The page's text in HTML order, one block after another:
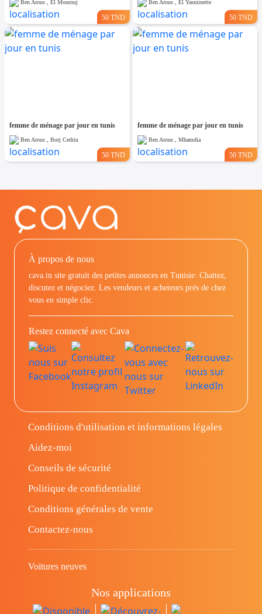
Ben Arous , El Mourouj
50 TND
Ben Arous , El Yasminette
50 TND
femme de ménage par jour en tunis
Ben Arous , Borj Cedria
50 TND
femme de ménage par jour en tunis
Ben Arous , Mhamdia
50 TND
À propos de nous
cava.tn site gratuit des petites annonces en Tunisie: Chattez,
discutez et négociez. Les vendeurs et acheteurs prés de chez
vous en simple clic.
Restez connecté avec Cava
Conditions d'utilisation et informations légales
Aidez-moi
Conseils de sécurité
Politique de confidentialité
Conditions générales de vente
Contactez-nous
Voitures neuves
Nos applications